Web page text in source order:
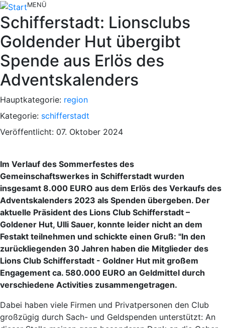
MENÜ
Schifferstadt: Lionsclubs
Goldender Hut übergibt
Spende aus Erlös des
Adventskalenders
Hauptkategorie: region
Kategorie: schifferstadt
Veröffentlicht: 07. Oktober 2024
Im Verlauf des Sommerfestes des
Gemeinschaftswerkes in Schifferstadt wurden
insgesamt 8.000 EURO aus dem Erlös des Verkaufs des
Adventskalenders 2023 als Spenden übergeben. Der
aktuelle Präsident des Lions Club Schifferstadt –
Goldener Hut, Ulli Sauer, konnte leider nicht an dem
Festakt teilnehmen und schickte einen Gruß: "In den
zurückliegenden 30 Jahren haben die Mitglieder des
Lions Club Schifferstadt - Goldner Hut mit großem
Engagement ca. 580.000 EURO an Geldmittel durch
verschiedene Activities zusammengetragen.
Dabei haben viele Firmen und Privatpersonen den Club
großzügig durch Sach- und Geldspenden unterstützt: An